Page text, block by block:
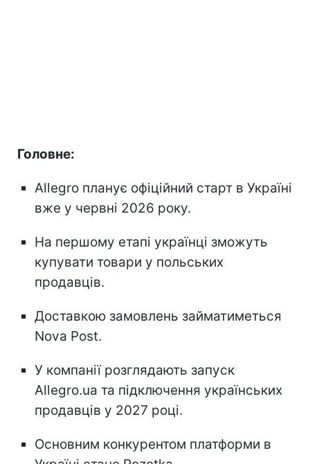
Головне:
Allegro планує офіційний старт в Україні
вже у червні 2026 року.
На першому етапі українці зможуть
купувати товари у польських
продавців.
Доставкою замовлень займатиметься
Nova Post.
У компанії розглядають запуск
Allegro.ua та підключення українських
продавців у 2027 році.
Основним конкурентом платформи в